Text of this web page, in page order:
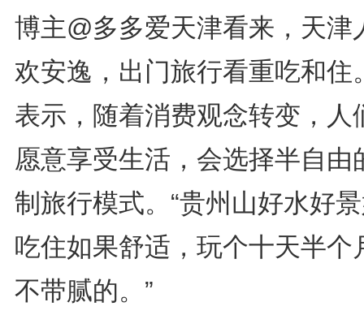
博主@多多爱天津看来，天津
欢安逸，出门旅行看重吃和住
表示，随着消费观念转变，人
愿意享受生活，会选择半自由
制旅行模式。“贵州山好水好
吃住如果舒适，玩个十天半个
不带腻的。”